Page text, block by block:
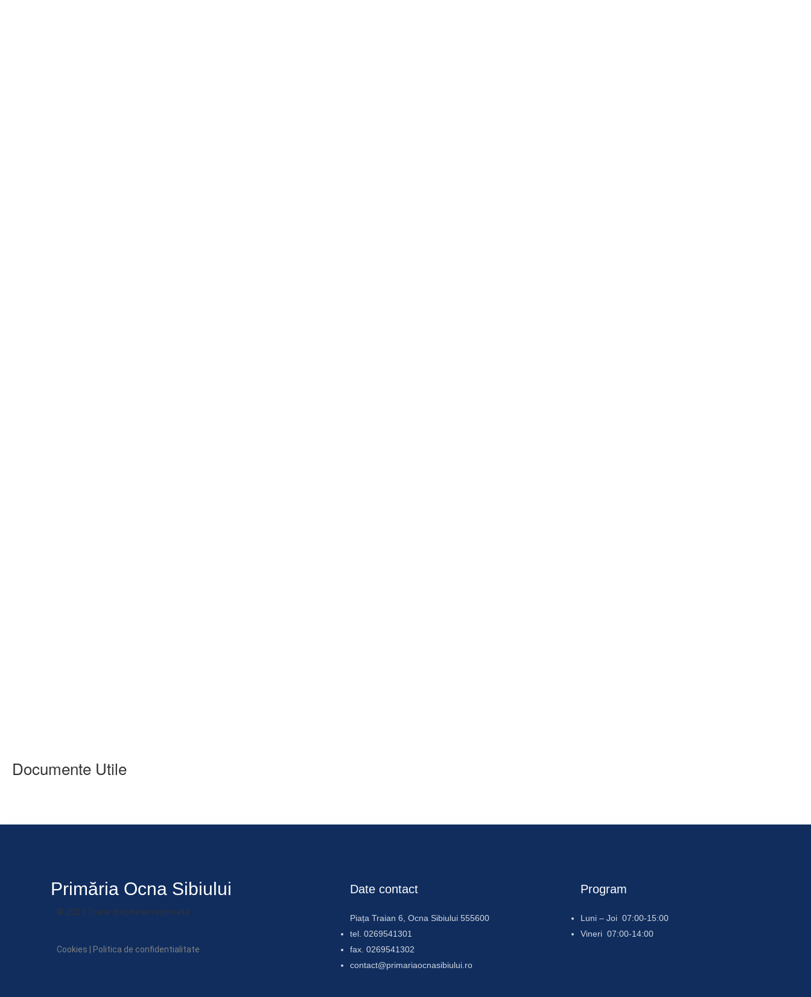
Documente Utile
Primăria Ocna Sibiului
© 2023 Toate drepturile rezervate
Cookies Politica de confidentialitate
Date contact
Piața Traian 6, Ocna Sibiului 555600
tel. 0269541301
fax. 0269541302
contact@primariaocnasibiului.ro
Program
Luni – Joi 07:00-15:00
Vineri 07:00-14:00